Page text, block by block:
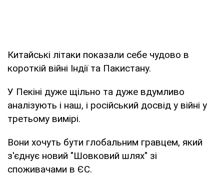
Китайські літаки показали себе чудово в
короткій війні Індії та Пакистану.
У Пекіні дуже щільно та дуже вдумливо
аналізують і наш, і російський досвід у війні у
третьому вимірі.
Вони хочуть бути глобальним гравцем, який
з'єднує новий "Шовковий шлях" зі
споживачами в ЄС.